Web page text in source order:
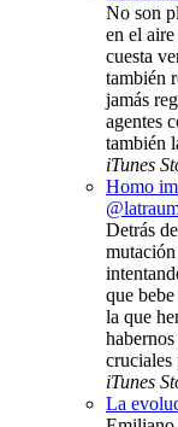
No son
en el
cuesta
también
jamás
agentes
también
iTunes
Homo
Detrás
que
la que
iTunes
La